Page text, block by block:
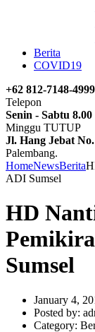
Berita
COVID19
+62 812-7148-4999
Telepon
Senin - Sabtu 8.00
Minggu TUTUP
Jl. Hang Jebat
Palembang.
HomeNewsBerita
ADI Sumsel
HD
Sumsel
January 4,
Posted by:
Category: